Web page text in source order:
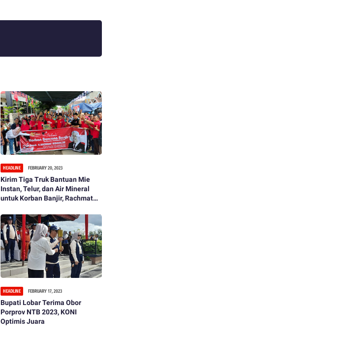
HEADLINE FEBRUARY 20, 2023
Kirim Tiga Truk Bantuan Mie
Instan, Telur, dan Air Mineral
untuk Korban Banjir, Rachmat
Sesama di KSB
HEADLINE FEBRUARY 17, 2023
Bupati Lobar Terima Obor
Porprov NTB 2023, KONI
Optimis Juara